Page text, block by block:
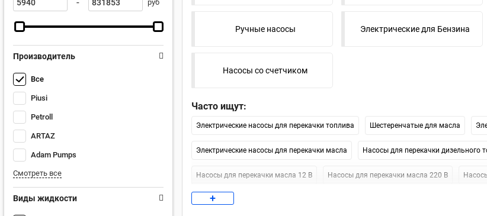
- руб
Производитель
Все
Piusi
Petroll
ARTAZ
Adam Pumps
Смотреть все
Виды жидкости
Ручные насосы Электрические для Бензина
Насосы со счетчиком
Часто ищут:
Электрические насосы для перекачки топлива Шестеренчатые для масла
Электрические насосы для перекачки масла Насосы для перекачки дизельного
Насосы для перекачки масла 12 В Насосы для перекачки масла 220 В
Насосы для бензина 12В
+